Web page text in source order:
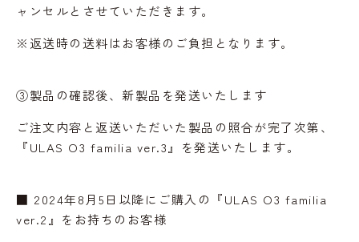
ャンセルとさせていただきます。
※返送時の送料はお客様のご負担となります。
③製品の確認後、新製品を発送いたします
ご注文内容と返送いただいた製品の照合が完了次第、
『ULAS O3 familia ver.3』を発送いたします。
■ 2024年8月5日以降にご購入の『ULAS O3 familia
ver.2』をお持ちのお客様